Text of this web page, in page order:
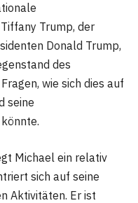
Trump, der
Donald Trump,
des
wie sich dies auf
seine
Michael ein relativ
sich auf seine
Aktivitäten. Er ist